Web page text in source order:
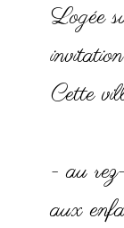
Logée
Cette
- au
aux